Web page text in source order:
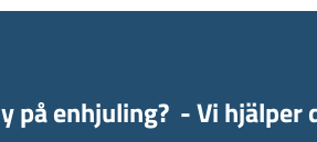
på enhjuling? - Vi hjälper